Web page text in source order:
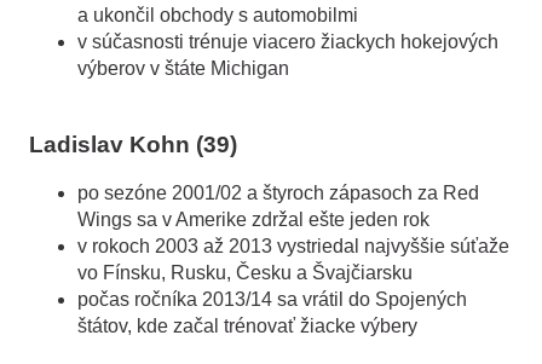
a ukončil obchody s automobilmi
v súčasnosti trénuje viacero žiackych hokejových
výberov v štáte Michigan
Ladislav Kohn (39)
po sezóne 2001/02 a štyroch zápasoch za Red
Wings sa v Amerike zdržal ešte jeden rok
v rokoch 2003 až 2013 vystriedal najvyššie súťaže
vo Fínsku, Rusku, Česku a Švajčiarsku
počas ročníka 2013/14 sa vrátil do Spojených
štátov, kde začal trénovať žiacke výbery